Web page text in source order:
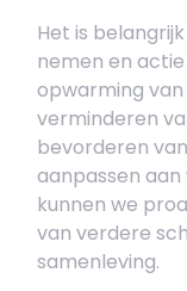
Het is
nemen en
opwarming
verminderen
bevorderen
aanpassen
kunnen we
van verdere
samenleving.